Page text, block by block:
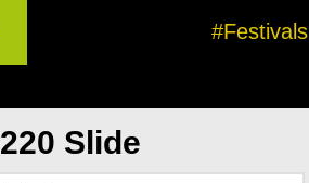
#Festivals
Slide